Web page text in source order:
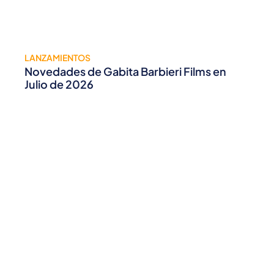
LANZAMIENTOS
Novedades de Gabita Barbieri Films en
Julio de 2026